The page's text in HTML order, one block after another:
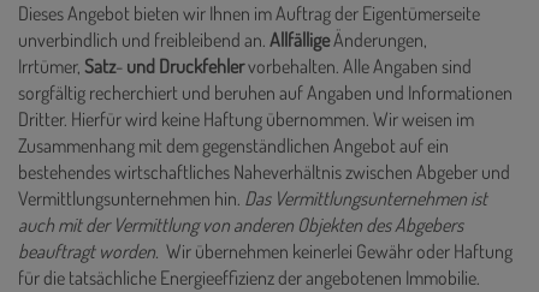
Dieses Angebot bieten wir Ihnen im Auftrag der Eigentümerseite
unverbindlich und freibleibend an. AllfälligeÄnderungen,
Irrtümer, Satz- und Druckfehlervorbehalten. Alle Angaben sind
sorgfältig recherchiert und beruhen auf Angaben und Informationen
Dritter. Hierfür wird keine Haftung übernommen. Wir weisen im
Zusammenhang mit dem gegenständlichen Angebot auf ein
bestehendes wirtschaftliches Naheverhältnis zwischen Abgeber und
Vermittlungsunternehmen hin. Das Vermittlungsunternehmen ist
auch mit der Vermittlung von anderen Objekten des Abgebers
beauftragt worden. Wir übernehmen keinerlei Gewähr oder Haftung
für die tatsächliche Energieeffizienz der angebotenen Immobilie.